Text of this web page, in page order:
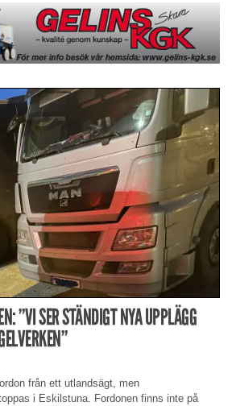
”VI SER STÄNDIGT NYA UPPLÄGG
från ett utlandsägt, men
i Eskilstuna. Fordonen finns inte på